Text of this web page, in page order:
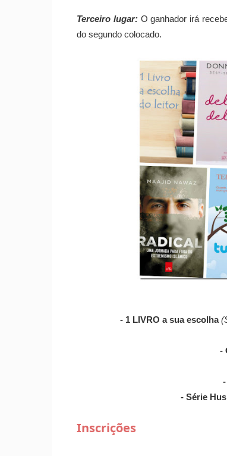
Terceiro lugar: O ganhador irá
do segundo colocado.
- 1 LIVRO a sua escolha
-
- Série
Inscrições